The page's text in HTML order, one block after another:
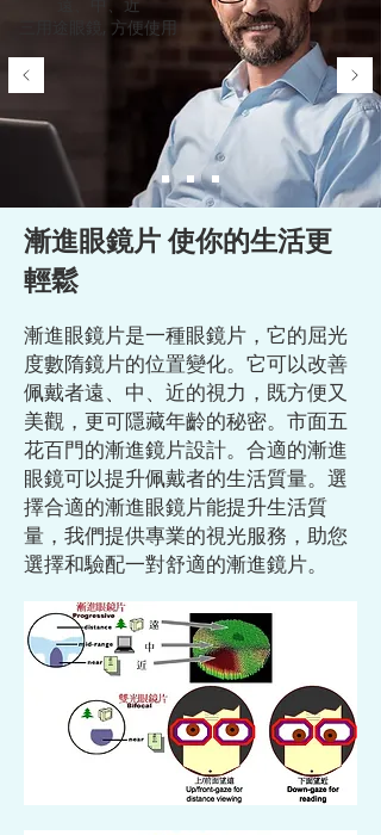
三用途眼鏡, 方便使用
漸進眼鏡片 使你的生活更
輕鬆
漸進眼鏡片是一種眼鏡片，它的屈光
度數隋鏡片的位置變化。它可以改善
佩戴者遠、中、近的視力，既方便又
美觀，更可隱藏年齡的秘密。市面五
花百門的漸進鏡片設計。 合適的漸進
眼鏡可以提升佩戴者的生活質量。 選
擇合適的漸進眼鏡片能提升生活質
量，我們提供專業的視光服務，助您
選擇和驗配一對舒適的漸進鏡片。